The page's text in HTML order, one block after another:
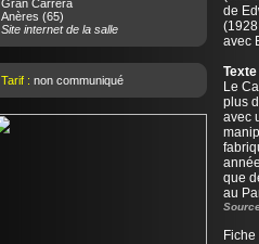
Gran Carrera
Anères (65)
Site internet de la salle
Tarif : non communiqué
de
avec
Le
plus
avec
que
au